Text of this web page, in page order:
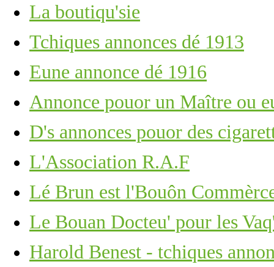
La boutiqu'sie
Tchiques annonces dé 1913
Eune annonce dé 1916
Annonce pouor un Maître ou
D's annonces pouor des
L'Association R.A.F
Lé Brun est l'Bouôn
Le Bouan Docteu' pour les
Harold Benest - tchiques